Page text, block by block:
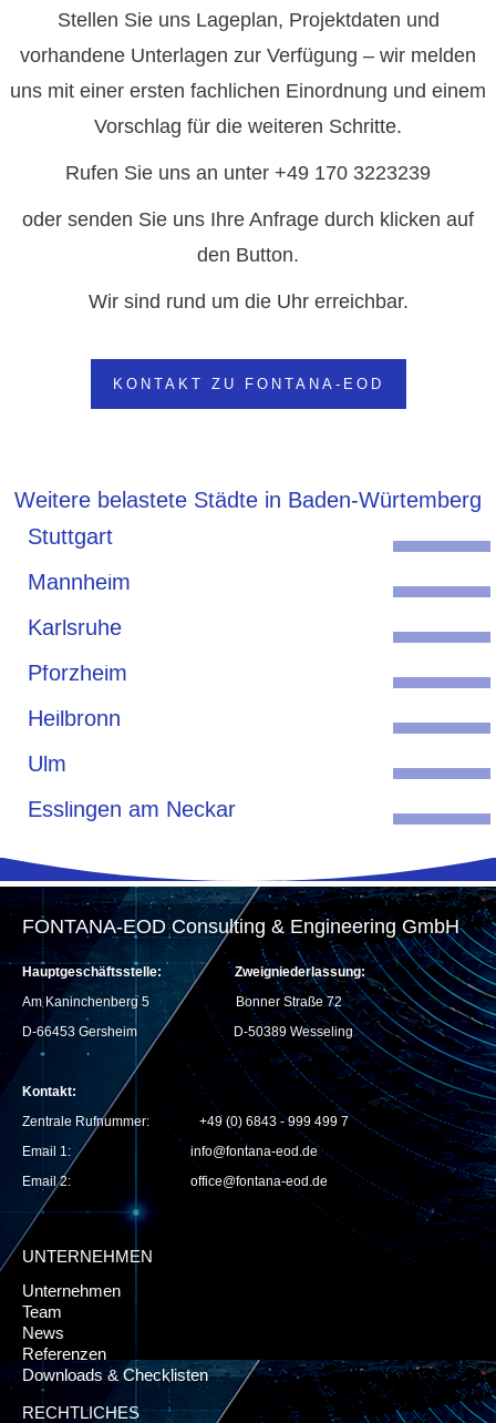
Stellen Sie uns Lageplan, Projektdaten und
vorhandene Unterlagen zur Verfügung – wir melden
uns mit einer ersten fachlichen Einordnung und einem
Vorschlag für die weiteren Schritte.
Rufen Sie uns an unter +49 170 3223239
oder senden Sie uns Ihre Anfrage durch klicken auf
den Button.
Wir sind rund um die Uhr erreichbar.
KONTAKT ZU FONTANA-EOD
Weitere belastete Städte in Baden-Würtemberg
Stuttgart
Mannheim
Karlsruhe
Pforzheim
Heilbronn
Ulm
Esslingen am Neckar
FONTANA-EOD Consulting & Engineering GmbH
Hauptgeschäftsstelle:
Zweigniederlassung:
Am Kaninchenberg 5 Bonner Straße 72
D-66453 Gersheim D-50389 Wesseling
Kontakt:
Zentrale Rufnummer: +49 (0) 6843 - 999 499 7
Email 1:info@fontana-eod.de
Email 2: office@fontana-eod.de
UNTERNEHMEN
Unternehmen
Team
News
Referenzen
Downloads & Checklisten
RECHTLICHES